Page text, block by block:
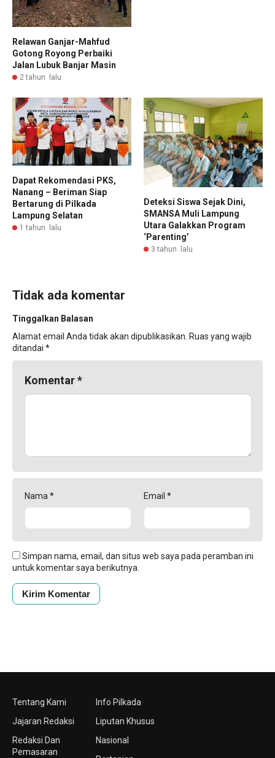
Relawan Ganjar-Mahfud
Gotong Royong Perbaiki
Jalan Lubuk Banjar Masin
2 tahun lalu
Dapat Rekomendasi PKS,
Nanang – Beriman Siap
Bertarung di Pilkada
Lampung Selatan
1 tahun lalu
Deteksi Siswa Sejak Dini,
SMANSA Muli Lampung
Utara Galakkan Program
‘Parenting’
3 tahun lalu
Tidak ada komentar
Tinggalkan Balasan
Alamat email Anda tidak akan dipublikasikan. Ruas yang wajib
ditandai *
Komentar*
Nama * Email *
Simpan nama, email, dan situs web saya pada peramban ini
untuk komentar saya berikutnya.
Tentang Kami
Jajaran Redaksi
Redaksi Dan
Pemasaran
Info Pilkada
Liputan Khusus
Nasional